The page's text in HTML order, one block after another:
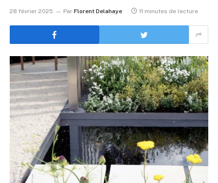
28 février 2025 Par Florent Delahaye 11 minutes de lecture